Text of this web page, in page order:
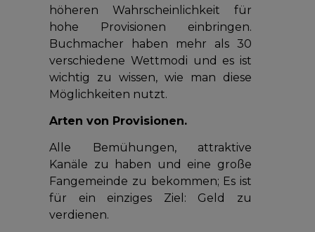
höheren Wahrscheinlichkeit für
hohe Provisionen einbringen.
Buchmacher haben mehr als 30
verschiedene Wettmodi und es ist
wichtig zu wissen, wie man diese
Möglichkeiten nutzt.
Arten von Provisionen.
Alle Bemühungen, attraktive
Kanäle zu haben und eine große
Fangemeinde zu bekommen; Es ist
für ein einziges Ziel: Geld zu
verdienen.